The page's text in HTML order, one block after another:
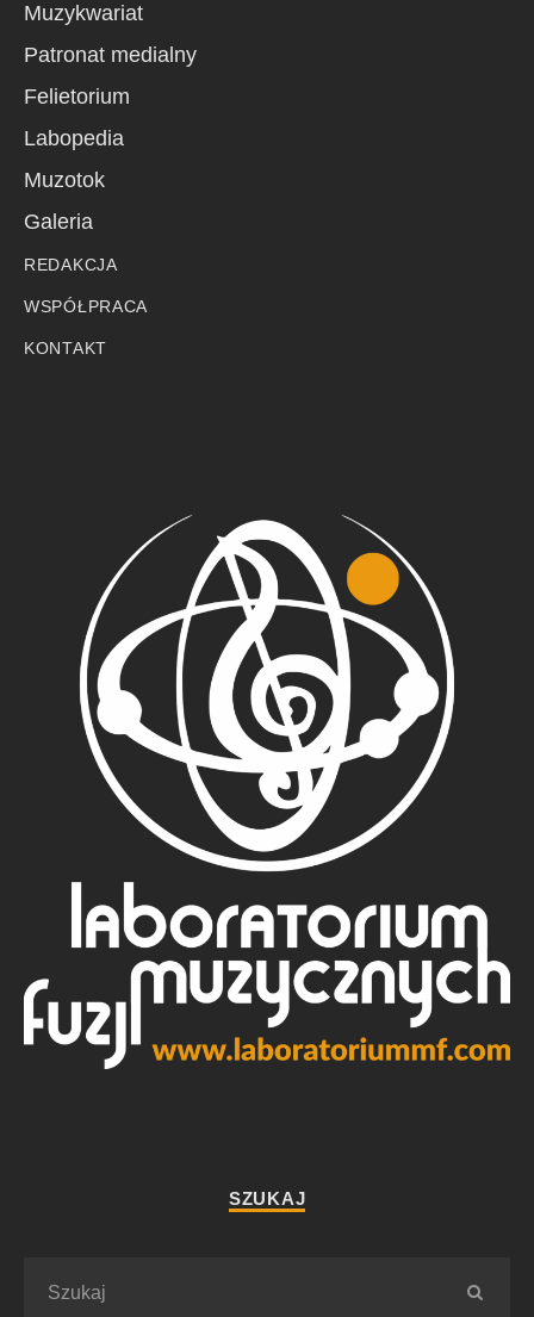
Muzykwariat
Patronat medialny
Felietorium
Labopedia
Muzotok
Galeria
REDAKCJA
WSPÓŁPRACA
KONTAKT
SZUKAJ